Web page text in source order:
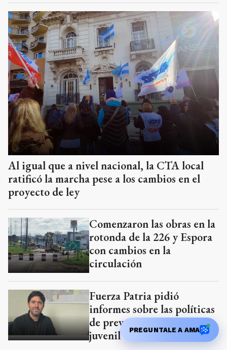
Al igual que a nivel nacional, la CTA local
ratificó la marcha pese a los cambios en el
proyecto de ley
Comenzaron las obras en la
rotonda de la 226 y Espora
con cambios en la
Fuerza Patria pidió
informes sobre las políticas
de prevención del delito
juvenil en Tandil
Cagnoli advirtió sobre una
falsa búsqueda laboral que
solicita dinero a los
postulantesPREGUNTALE A AMA